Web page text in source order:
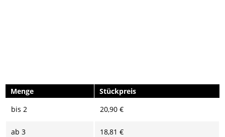
Menge
Stückpreis
bis 2 20,90 €
ab 3 18,81 €